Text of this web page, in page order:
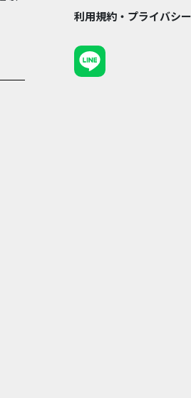
利用規約・プライバシ